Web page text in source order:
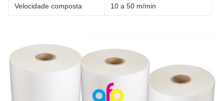
Velocidade composta 10 a 50 m/min